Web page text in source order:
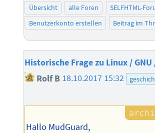
Übersicht alle Foren
SELFHTML-
Benutzerkonto erstellen
Beitrag im
Historische Frage zu Linux / GNU
Rolf B 18.10.2017 15:32
Hallo MudGuard,